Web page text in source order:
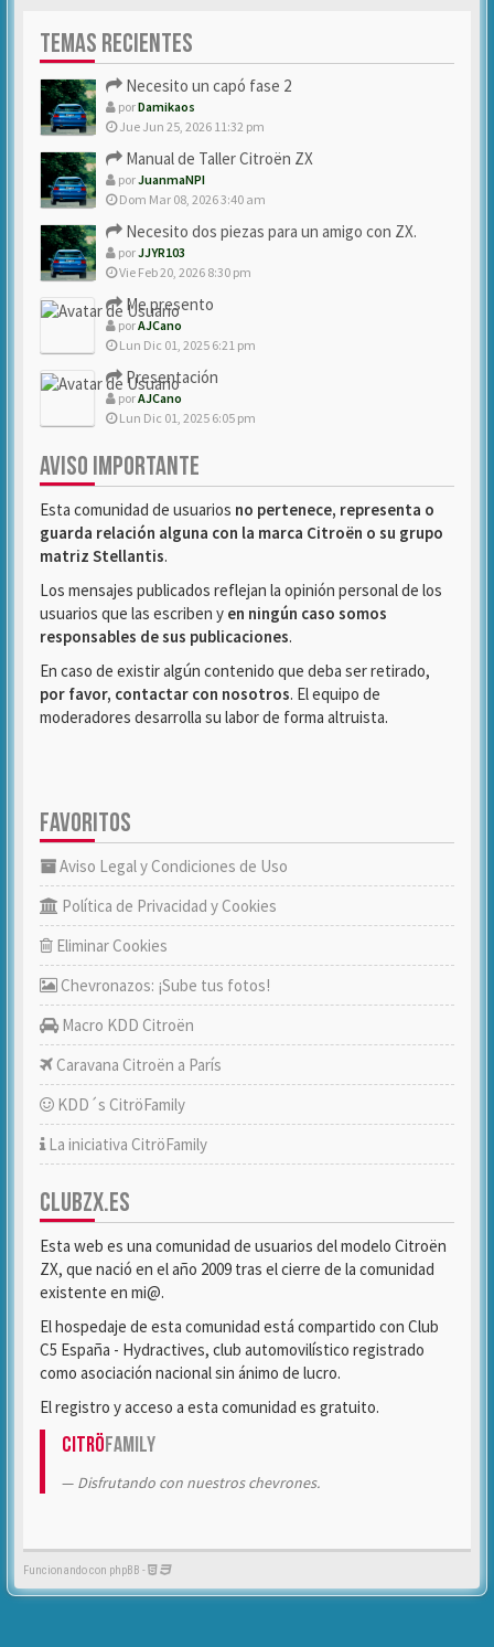
TEMAS RECIENTES
Necesito un capó fase 2
porDamikaos
Jue Jun 25, 2026 11:32 pm
Manual de Taller Citroën ZX
porJuanmaNPI
Dom Mar 08, 2026 3:40 am
Necesito dos piezas para un amigo con ZX.
porJJYR103
Vie Feb 20, 2026 8:30 pm
Me presento
porAJCano
Lun Dic 01, 2025 6:21 pm
Presentación
porAJCano
Lun Dic 01, 2025 6:05 pm
AVISO IMPORTANTE
Esta comunidad de usuarios no pertenece, representa o
guarda relación alguna con la marca Citroën o su grupo
matriz Stellantis.
Los mensajes publicados reflejan la opinión personal de los
usuarios que las escriben y en ningún caso somos
responsables de sus publicaciones.
En caso de existir algún contenido que deba ser retirado,
por favor, contactar con nosotros. El equipo de
moderadores desarrolla su labor de forma altruista.
FAVORITOS
Aviso Legal y Condiciones de Uso
Política de Privacidad y Cookies
Eliminar Cookies
Chevronazos: ¡Sube tus fotos!
Macro KDD Citroën
Caravana Citroën a París
KDD´s CitröFamily
La iniciativa CitröFamily
CLUBZX.ES
Esta web es una comunidad de usuarios del modelo Citroën
ZX, que nació en el año 2009 tras el cierre de la comunidad
existente en mi@.
El hospedaje de esta comunidad está compartido con Club
C5 España - Hydractives, club automovilístico registrado
como asociación nacional sin ánimo de lucro.
El registro y acceso a esta comunidad es gratuito.
CitröFamily
Disfrutando con nuestros chevrones.
Funcionando con phpBB -